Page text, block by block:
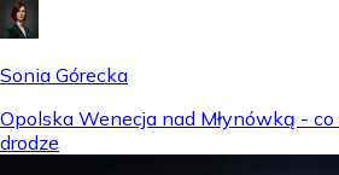
Sonia Górecka
Opolska Wenecja nad Młynówką -
drodze